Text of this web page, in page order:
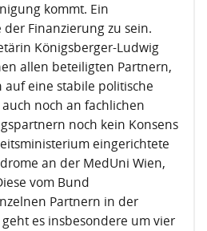
kommt. Ein
Finanzierung zu sein.
Königsberger-Ludwig
allen beteiligten Partnern,
auf eine stabile politische
noch an fachlichen
noch kein Konsens
eingerichtete
an der MedUni Wien,
vom Bund
Partnern in der
es insbesondere um vier